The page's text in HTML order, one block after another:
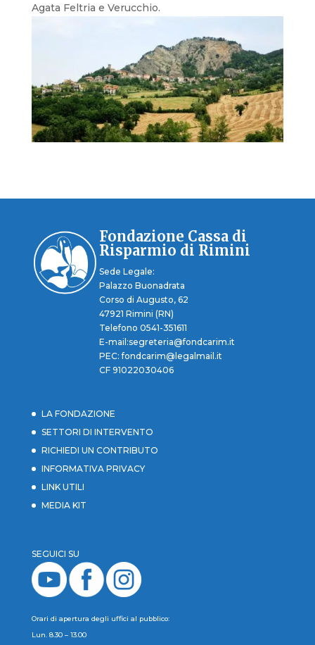
Agata Feltria e Verucchio.
Fondazione Cassa di
Risparmio di Rimini
Sede Legale:
Palazzo Buonadrata
Corso di Augusto, 62
47921 Rimini (RN)
Telefono 0541-351611
E-mail:segreteria@fondcarim.it
PEC: fondcarim@legalmail.it
CF 91022030406
LA FONDAZIONE
SETTORI DI INTERVENTO
RICHIEDI UN CONTRIBUTO
INFORMATIVA PRIVACY
LINK UTILI
MEDIA KIT
SEGUICI SU
Orari di apertura degli uffici al pubblico:
Lun. 8.30 – 13.00